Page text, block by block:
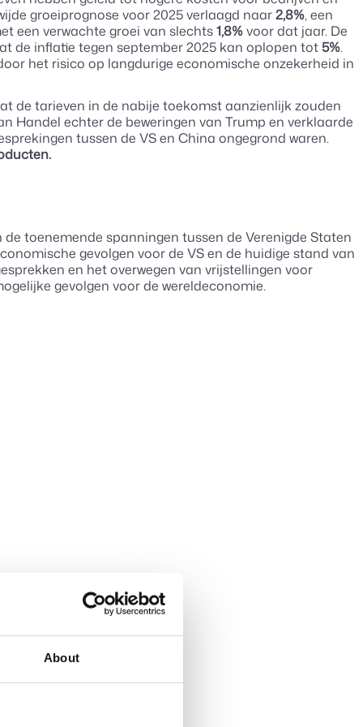
About
groeiprognose voor 2025 verlaagd naar2,8%, een
een verwachte groei van slechts1,8%voor dat jaar. De
de inflatie tegen september 2025 kan oplopen tot 5%.
het risico op langdurige economische onzekerheid in
de tarieven in de nabije toekomst aanzienlijk zouden
Handel echter de beweringen van Trump en verklaarde
tussen de VS en China ongegrond waren.
toenemende spanningen tussen de Verenigde Staten
gevolgen voor de VS en de huidige stand van
en het overwegen van vrijstellingen voor
gevolgen voor de wereldeconomie.